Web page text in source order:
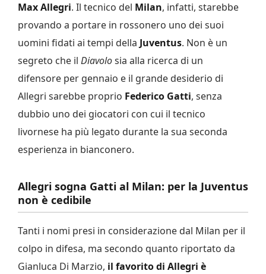
Max Allegri. Il tecnico del Milan, infatti, starebbe
provando a portare in rossonero uno dei suoi
uomini fidati ai tempi della Juventus. Non è un
segreto che il Diavolosia alla ricerca di un
difensore per gennaio e il grande desiderio di
Allegri sarebbe proprio Federico Gatti, senza
dubbio uno dei giocatori con cui il tecnico
livornese ha più legato durante la sua seconda
esperienza in bianconero.
Allegri sogna Gatti al Milan: per la Juventus
non è cedibile
Tanti i nomi presi in considerazione dal Milan per il
colpo in difesa, ma secondo quanto riportato da
Gianluca Di Marzio, il favorito di Allegri è